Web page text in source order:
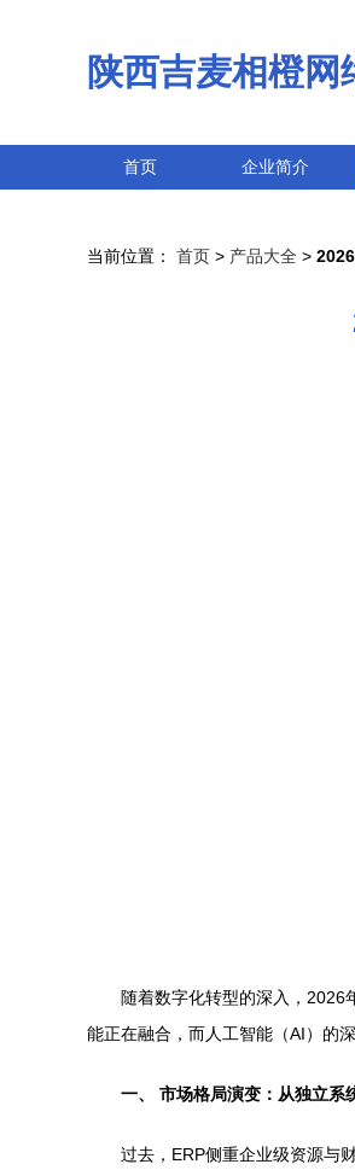
陕西吉麦相橙网
首页 企业简介
当前位置： 首页 > 产品大全 >
随着数字化转型的深入，2026
能正在融合，而人工智能（AI）的
一、 市场格局演变：从独立系
过去，ERP侧重企业级资源与